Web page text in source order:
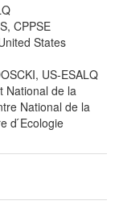
CPPSE
States
US-ESALQ
National de la
National de la
d ́Ecologie